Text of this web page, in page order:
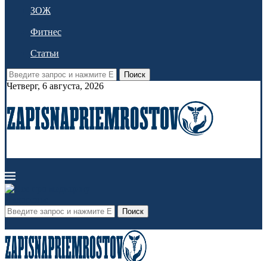
ЗОЖ
Фитнес
Статьи
Поиск
Четверг, 6 августа, 2026
Поиск